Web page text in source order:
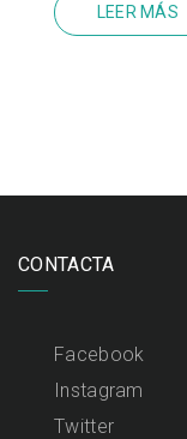
LEER MÁS
CONTACTA
Facebook
Instagram
Twitter